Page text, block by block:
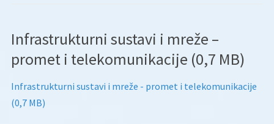
Infrastrukturni sustavi i mreže –
promet i telekomunikacije (0,7 MB)
Infrastrukturni sustavi i mreže - promet i telekomunikacije
(0,7 MB)